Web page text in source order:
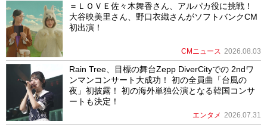
＝ＬＯＶＥ佐々木舞香さん、アルパカ役に挑戦！
大谷映美里さん、野口衣織さんがソフトバンクCM
初出演！
CMニュース 2026.08.03
Rain Tree、目標の舞台Zepp DiverCityでの 2ndワ
ンマンコンサート大成功！ 初の全員曲「台風の
夜」初披露！ 初の海外単独公演となる韓国コンサ
ートも決定！
エンタメ 2026.07.31